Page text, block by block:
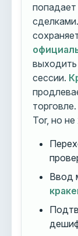
сделками.
сессии.
торговле.
Tor, но не
Ввод